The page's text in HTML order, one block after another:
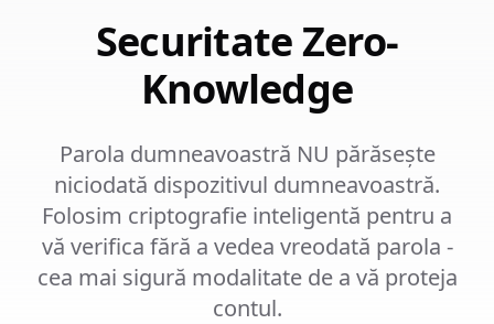
Securitate Zero-
Knowledge
Parola dumneavoastră NU părăsește
niciodată dispozitivul dumneavoastră.
Folosim criptografie inteligentă pentru a
vă verifica fără a vedea vreodată parola -
cea mai sigură modalitate de a vă proteja
contul.